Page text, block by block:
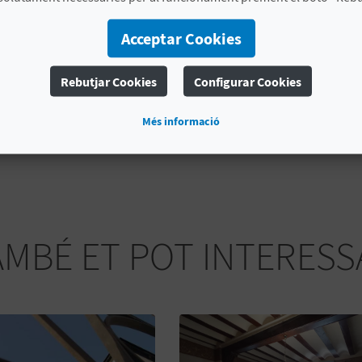
MÉS INFORMACIÓ
Data d'inici
13/04/2025
Data finalització
20/04/2025
ET POT
Acceptar Cookies
Rebutjar Cookies Configurar Cookies
Més informació